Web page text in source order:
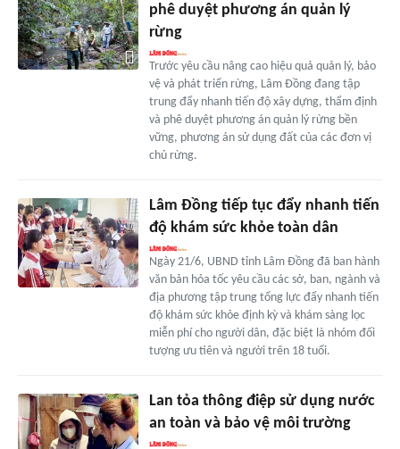
phê duyệt phương án quản lý
rừng
Trước yêu cầu nâng cao hiệu quả quản lý, bảo
vệ và phát triển rừng, Lâm Đồng đang tập
trung đẩy nhanh tiến độ xây dựng, thẩm định
và phê duyệt phương án quản lý rừng bền
vững, phương án sử dụng đất của các đơn vị
chủ rừng.
Lâm Đồng tiếp tục đẩy nhanh tiến
độ khám sức khỏe toàn dân
Ngày 21/6, UBND tỉnh Lâm Đồng đã ban hành
văn bản hỏa tốc yêu cầu các sở, ban, ngành và
địa phương tập trung tổng lực đẩy nhanh tiến
độ khám sức khỏe định kỳ và khám sàng lọc
miễn phí cho người dân, đặc biệt là nhóm đối
tượng ưu tiên và người trên 18 tuổi.
Lan tỏa thông điệp sử dụng nước
an toàn và bảo vệ môi trường